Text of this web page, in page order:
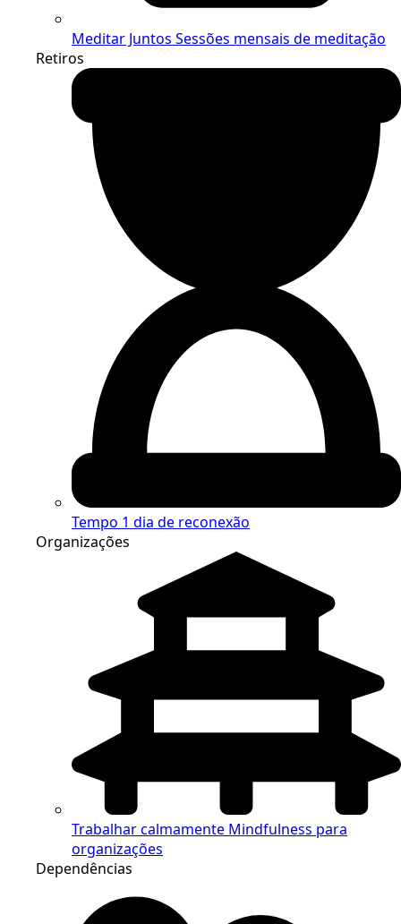
Meditar Juntos Sessões mensais de meditação
Retiros
Tempo 1 dia de reconexão
Organizações
Trabalhar calmamente Mindfulness para
organizações
Dependências